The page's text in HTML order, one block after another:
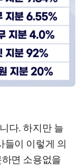
다. 하지만 늘
들이 이렇게 의
면 소용없을